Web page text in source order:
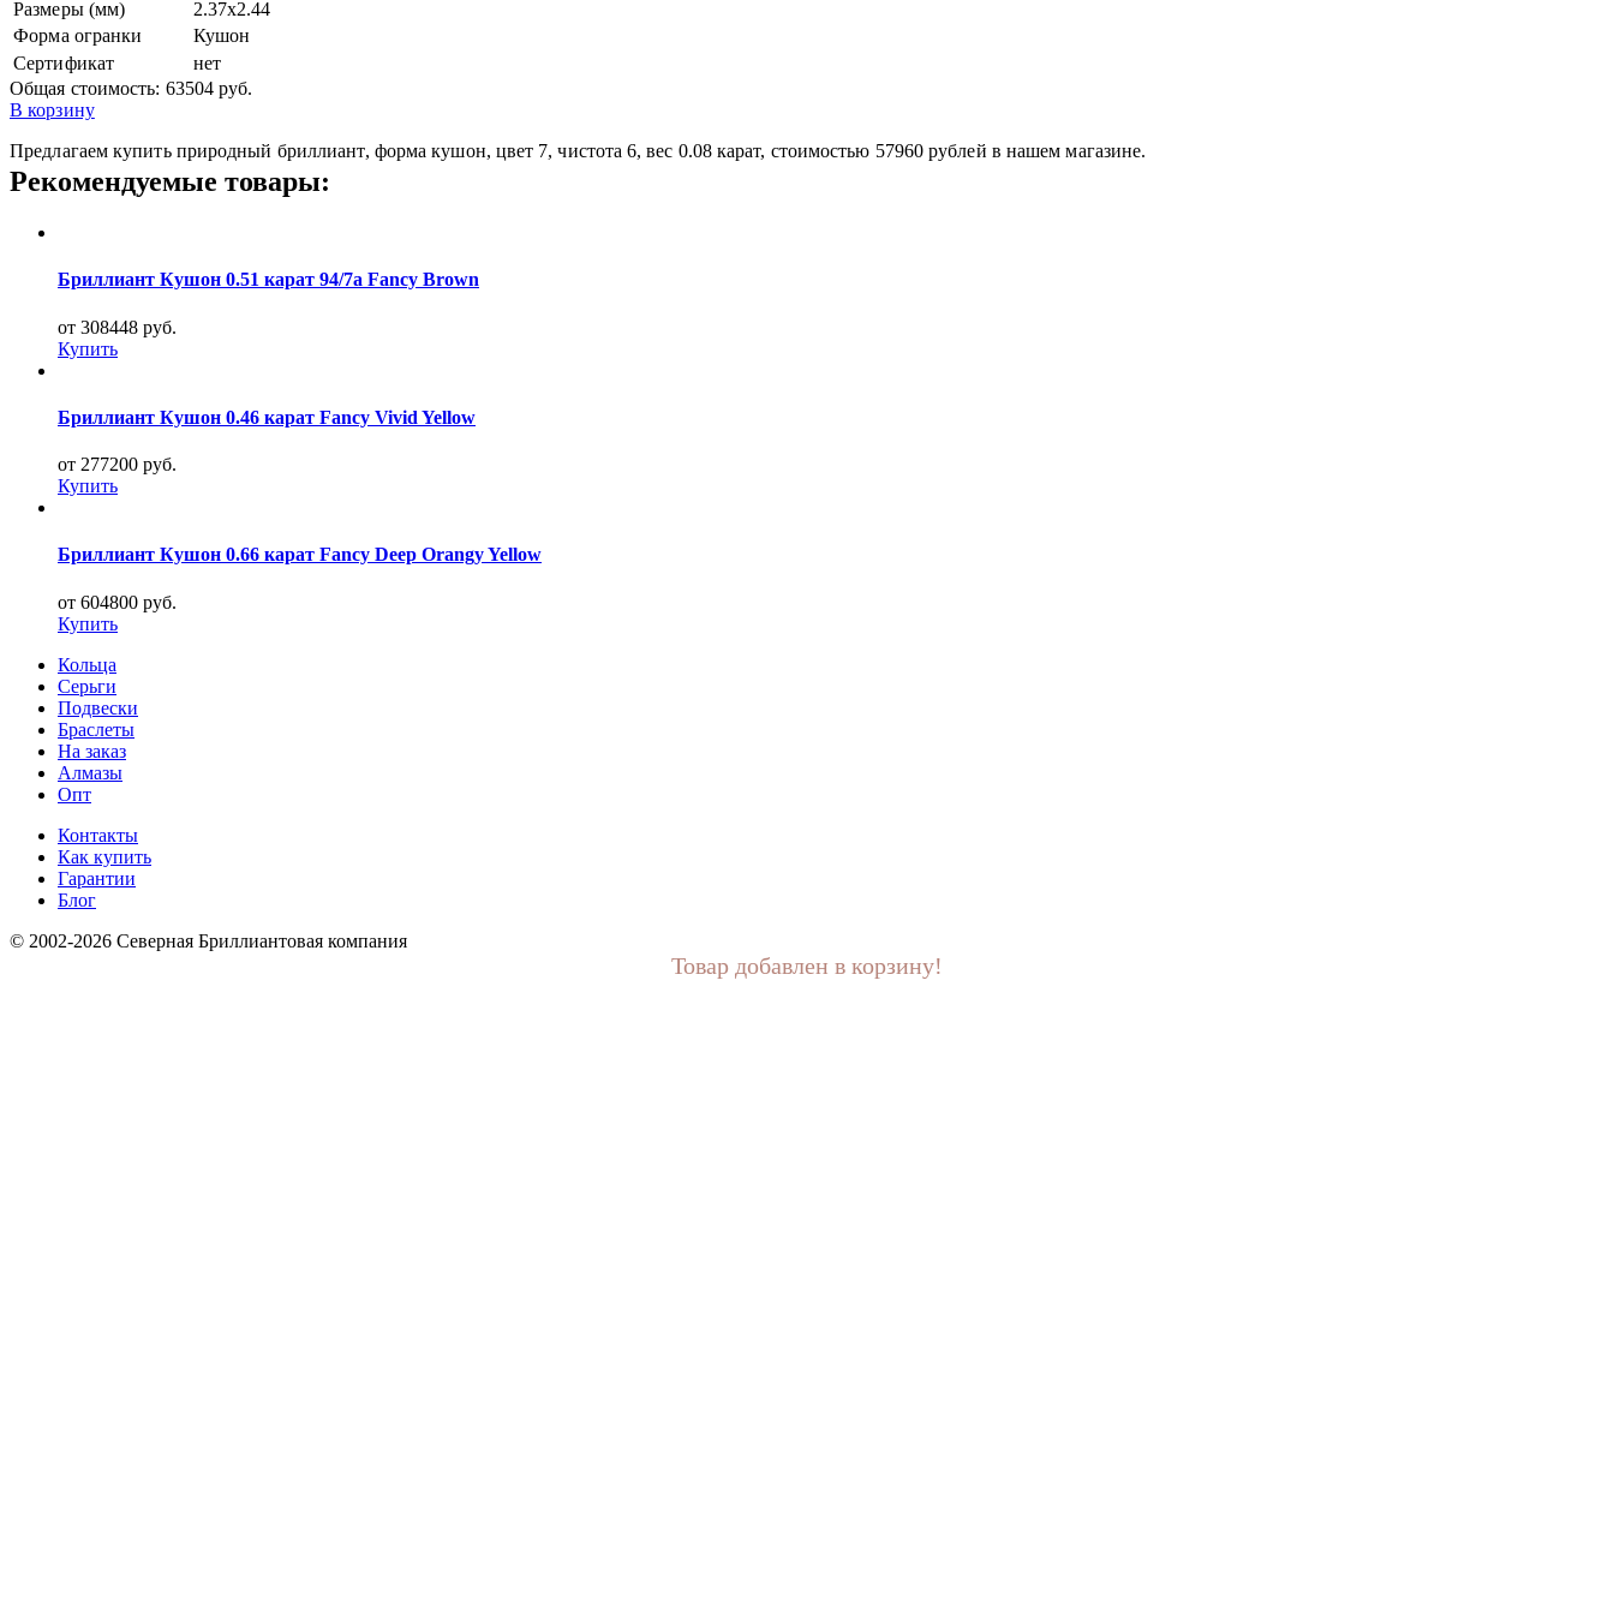
Размеры (мм) 2.37x2.44
Форма огранки
Кушон
Сертификат
нет
Общая стоимость: 63504 руб.
В корзину
Предлагаем купить природный бриллиант, форма кушон, цвет 7, чистота 6, вес 0.08 карат, стоимостью 57960 рублей в нашем магазине.
Рекомендуемые товары:
Бриллиант Кушон 0.51 карат 94/7а Fancy Brown
от 308448 руб.
Купить
Бриллиант Кушон 0.46 карат Fancy Vivid Yellow
от 277200 руб.
Купить
Бриллиант Кушон 0.66 карат Fancy Deep Orangy Yellow
от 604800 руб.
Купить
Кольца
Серьги
Подвески
Браслеты
На заказ
Алмазы
Опт
Контакты
Как купить
Гарантии
Блог
© 2002-2026 Северная Бриллиантовая компания
Товар добавлен в корзину!